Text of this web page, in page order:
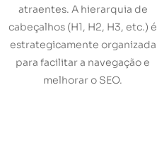
atraentes. A hierarquia de
cabeçalhos (H1, H2, H3, etc.) é
estrategicamente organizada
para facilitar a navegação e
melhorar o SEO.